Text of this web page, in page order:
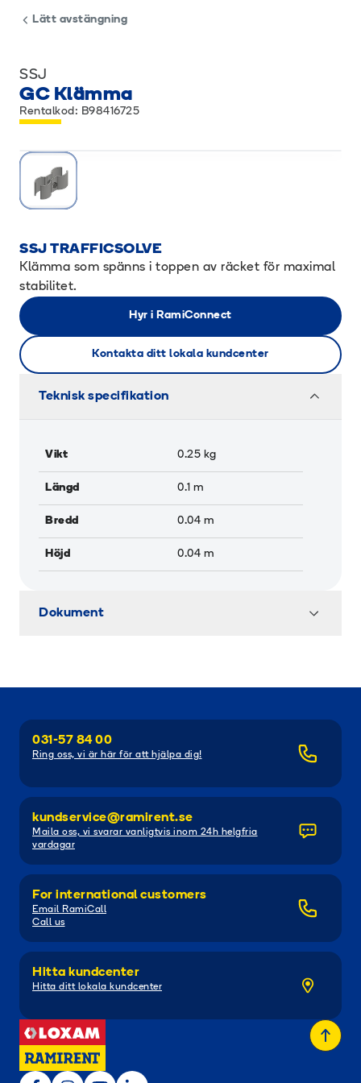
Lätt avstängning
SSJ
GC Klämma
Rentalkod: B98416725
SSJ TRAFFICSOLVE
Klämma som spänns i toppen av räcket för maximal
stabilitet.
Hyr i RamiConnect
Kontakta ditt lokala kundcenter
Teknisk specifikation
Vikt 0.25 kg
Längd 0.1 m
Bredd 0.04 m
Höjd 0.04 m
Dokument
031-57 84 00
Ring oss, vi är här för att hjälpa dig!
kundservice@ramirent.se
Maila oss, vi svarar vanligtvis inom 24h helgfria
vardagar
For international customers
Email RamiCall
Call us
Hitta kundcenter
Hitta ditt lokala kundcenter